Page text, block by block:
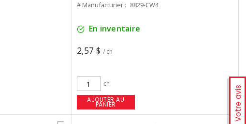
Votre avis
# Manufacturier : 8829-CW4
En inventaire
2,57 $ / ch
ch
AJOUTER AU
PANIER